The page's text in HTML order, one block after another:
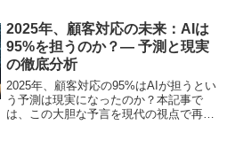
2025年、顧客対応の未来：AIは
95%を担うのか？— 予測と現実
の徹底分析
2025年、顧客対応の95%はAIが担うとい
う予測は現実になったのか？本記事で
は、この大胆な予言を現代の視点で再検